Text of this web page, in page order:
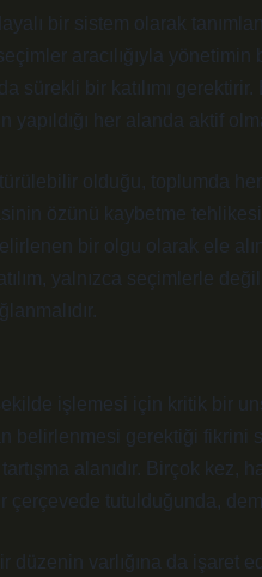
bir sistem olarak
aracılığıyla
sürekli bir katılımı
her alanda aktif
olduğu, toplumda
özünü kaybetme
bir olgu olarak ele
yalnızca seçimlerle
işlemesi için kritik bir
belirlenmesi gerektiği fikrini
alanıdır. Birçok kez,
çerçevede tutulduğunda,
düzenin varlığına da işaret